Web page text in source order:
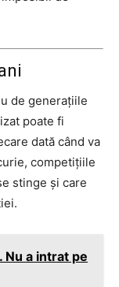
de generațiile
poate fi
dată când va
competițiile
stinge și care
Nu a intrat pe